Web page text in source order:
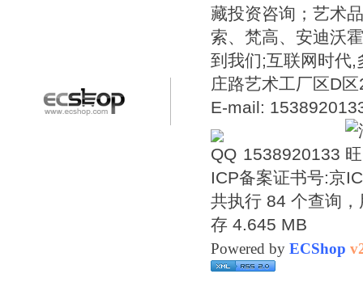
藏投资咨询；艺术
索、梵高、安迪沃
到我们;互联网时代,
庄路艺术工厂区D
E-mail:
1538920133
ICP备案证书号:京
共执行 84 个查询
存 4.645 MB
Powered by ECShop